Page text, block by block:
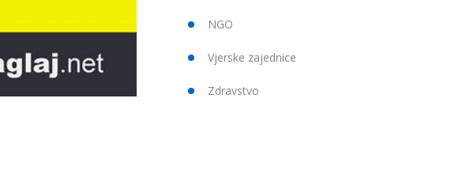
NGO
Vjerske zajednice
Zdravstvo